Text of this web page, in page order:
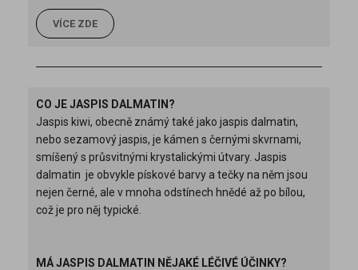
VÍCE ZDE
CO JE JASPIS DALMATIN?
Jaspis kiwi, obecně známý také jako jaspis dalmatin,
nebo sezamový jaspis, je kámen s černými skvrnami,
smíšený s průsvitnými krystalickými útvary. Jaspis
dalmatin je obvykle pískové barvy a tečky na něm jsou
nejen černé, ale v mnoha odstínech hnědé až po bílou,
což je pro něj typické.
MÁ JASPIS DALMATIN NĚJAKÉ LÉČIVÉ ÚČINKY?